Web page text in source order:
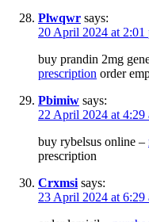
Plwqwr says:
20 April 2024 at 2:01
buy prandin 2mg
prescription order
Pbimiw says:
22 April 2024 at 4:29
buy rybelsus online –
prescription
Crxmsi says:
23 April 2024 at 6:29